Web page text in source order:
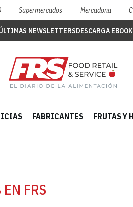
Supermercados Mercadona
ÚLTIMAS NEWSLETTERSDESCARGA
FABRICANTES FRUTAS Y
FRS